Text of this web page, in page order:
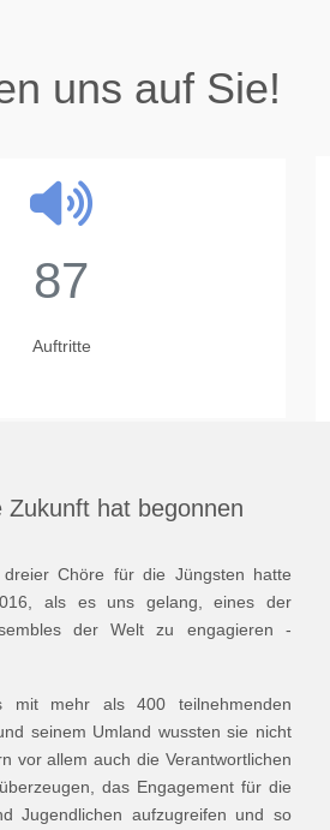
uns auf Sie!
87
Auftritte
hat begonnen
Chöre für die Jüngsten hatte
als es uns gelang, eines der
der Welt zu engagieren -
mit mehr als 400 teilnehmenden
seinem Umland wussten sie nicht
vor allem auch die Verantwortlichen
das Engagement für die
Jugendlichen aufzugreifen und so